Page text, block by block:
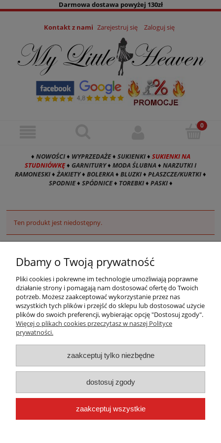
Darmowa dostawa powyżej 130zł
Kontakt z nami Zarejestruj się Zaloguj się
♦ NOWOŚCI♦ WYPRZEDAŻE♦ SUKIENKI♦ SUKIENKI NA
STUDNIÓWKĘ♦ GARNITURY♦ MODA ŚLUBNA♦ NARZUTKI I
RAMONESKI♦ŻAKIETY♦ BOLERKA♦ BLUZKI♦ PŁASZCZE/KURTKI♦
SPODNIE♦ SPÓDNICE♦ TOREBKI♦ PASKI♦
Ten produkt jest niedostępny.
Warunki zakupów
Moje konto
Płatności i dostawa
Informacje
Dbamy o Twoją prywatność
Pliki cookies i pokrewne im technologie umożliwiają poprawne
działanie strony i pomagają nam dostosować ofertę do Twoich
potrzeb. Możesz zaakceptować wykorzystanie przez nas
wszystkich tych plików i przejść do sklepu lub dostosować użycie
plików do swoich preferencji, wybierając opcję "Dostosuj zgody".
Więcej o plikach cookies przeczytasz w naszej Polityce
prywatności.
zaakceptuj tylko niezbędne
dostosuj zgody
zaakceptuj wszystkie